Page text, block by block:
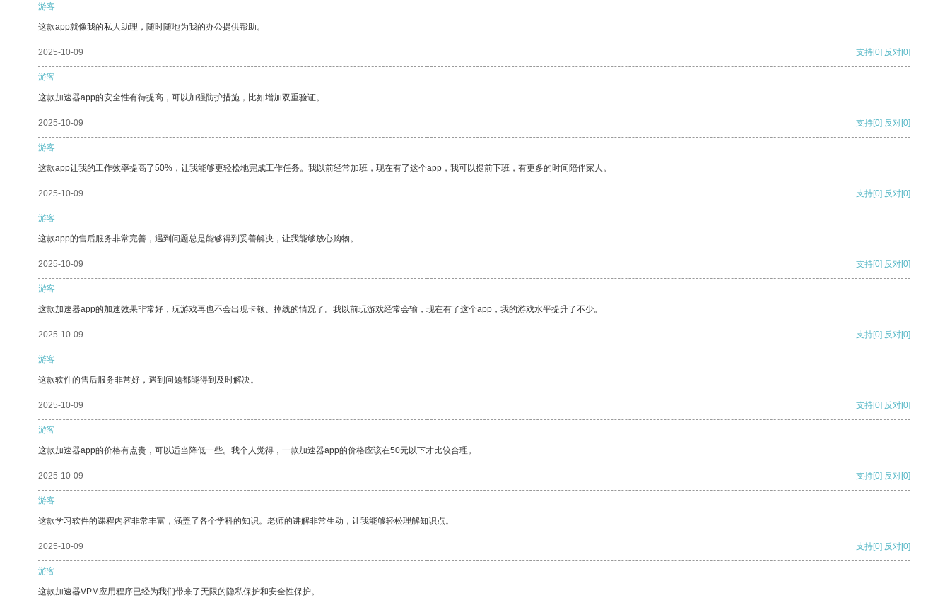
游客
这款app就像我的私人助理，随时随地为我的办公提供帮助。
2025-10-09 支持[0] 反对[0]
游客
这款加速器app的安全性有待提高，可以加强防护措施，比如增加双重验证。
2025-10-09 支持[0] 反对[0]
游客
这款app让我的工作效率提高了50%，让我能够更轻松地完成工作任务。我以前经常加班，现在有了这个app，我可以提前下班，有更多的时间陪伴家人。
2025-10-09 支持[0] 反对[0]
游客
这款app的售后服务非常完善，遇到问题总是能够得到妥善解决，让我能够放心购物。
2025-10-09 支持[0] 反对[0]
游客
这款加速器app的加速效果非常好，玩游戏再也不会出现卡顿、掉线的情况了。我以前玩游戏经常会输，现在有了这个app，我的游戏水平提升了不少。
2025-10-09 支持[0] 反对[0]
游客
这款软件的售后服务非常好，遇到问题都能得到及时解决。
2025-10-09 支持[0] 反对[0]
游客
这款加速器app的价格有点贵，可以适当降低一些。我个人觉得，一款加速器app的价格应该在50元以下才比较合理。
2025-10-09 支持[0] 反对[0]
游客
这款学习软件的课程内容非常丰富，涵盖了各个学科的知识。老师的讲解非常生动，让我能够轻松理解知识点。
2025-10-09 支持[0] 反对[0]
游客
这款加速器VPM应用程序已经为我们带来了无限的隐私保护和安全性保护。